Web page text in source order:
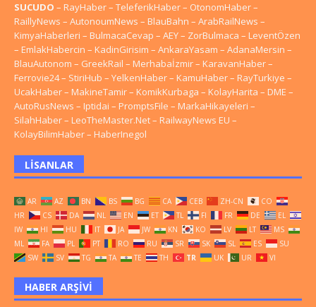
SUCUDO – RayHaber– TeleferikHaber– OtonomHaber–
RaillyNews – AutonoumNews – BlauBahn – ArabRailNews –
KimyaHaberleri – BulmacaCevap – AEY– ZorBulmaca – LeventÖzen
– EmlakHabercin – KadinGirisim – AnkaraYasam – AdanaMersin –
BlauAutonom – GreekRail – Merhabaİzmir– KaravanHaber–
Ferrovie24– StiriHub – YelkenHaber– KamuHaber– RayTurkiye –
UcakHaber– MakineTamir– KomikKurbaga – KolayHarita – DME –
AutoRusNews – Iptidai – PromptsFile – MarkaHikayeleri –
SilahHaber– LeoTheMaster.Net– RailwayNews EU –
KolayBilimHaber– HaberInegol
LISANLAR
AR AZ BN BS BG CA CEB ZH-CN
CO
HR
CS DA NL EN ET TL FI FR DE
EL
IW
HI HU IT JA JW KN KO LV LT
MS
ML
FA PL PT RO RU SR SK SL ES
SU
SW
SV TG TA TE TH TR UK UR VI
HABER ARŞIVI